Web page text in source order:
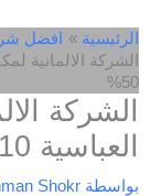
الرئيسية
افضل
50%
الشركة
العباسية 01033162010 خصم 50%
بواسطة Shokr